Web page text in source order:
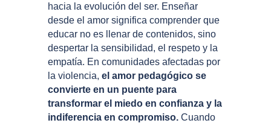
hacia la evolución del ser. Enseñar
desde el amor significa comprender que
educar no es llenar de contenidos, sino
despertar la sensibilidad, el respeto y la
empatía. En comunidades afectadas por
la violencia, el amor pedagógico se
convierte en un puente para
transformar el miedo en confianza y la
indiferencia en compromiso. Cuando